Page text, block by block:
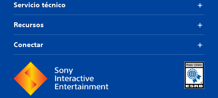
Servicio técnico
Recursos
Conectar